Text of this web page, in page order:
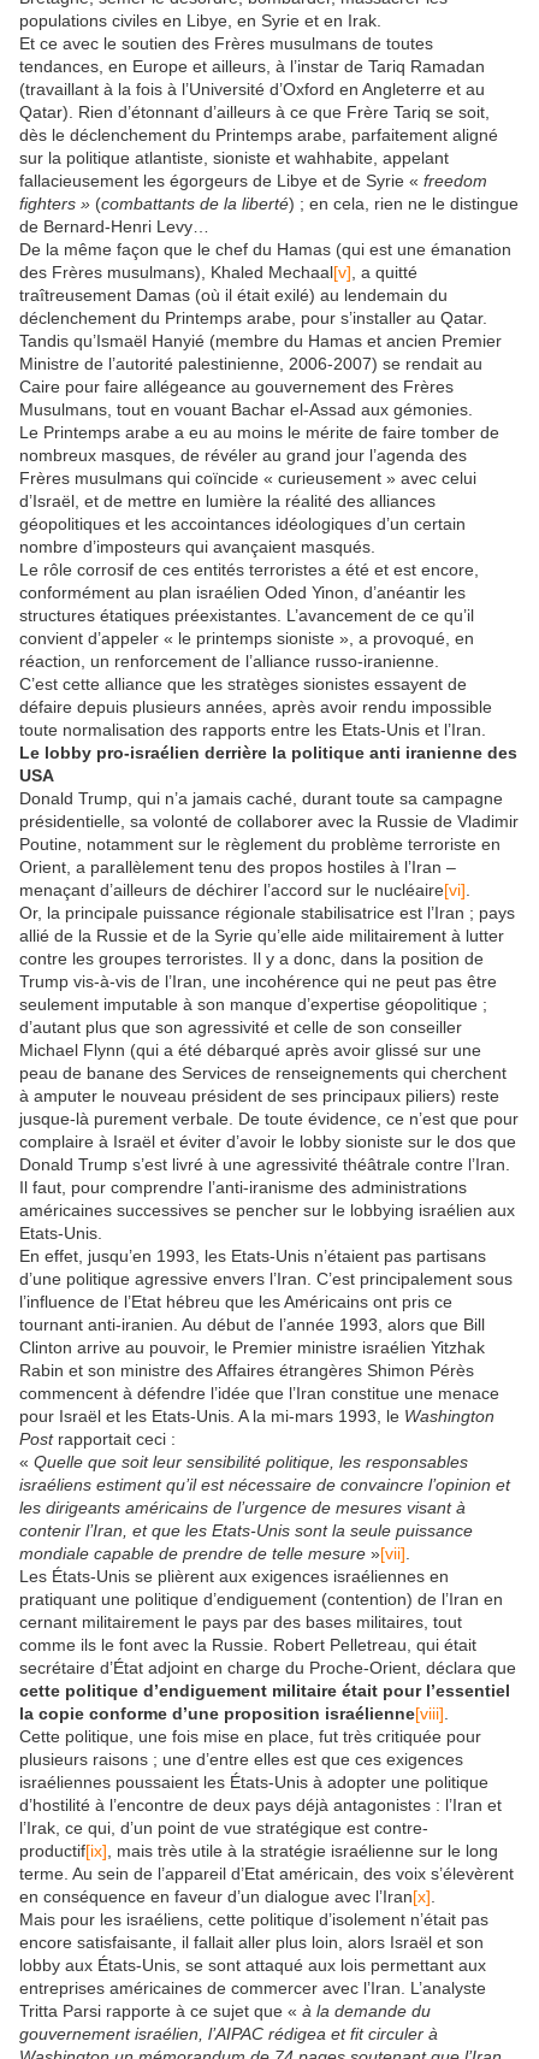
populations civiles en Libye, en Syrie et en Irak.
Et ce avec le soutien des Frères musulmans de toutes
tendances, en Europe et ailleurs, à l’instar de Tariq Ramadan
(travaillant à la fois à l’Université d’Oxford en Angleterre et au
Qatar). Rien d’étonnant d’ailleurs à ce que Frère Tariq se soit,
dès le déclenchement du Printemps arabe, parfaitement aligné
sur la politique atlantiste, sioniste et wahhabite, appelant
fallacieusement les égorgeurs de Libye et de Syrie « freedom
fighters » (combattants de la liberté) ; en cela, rien ne le distingue
de Bernard-Henri Levy…
De la même façon que le chef du Hamas (qui est une émanation
des Frères musulmans), Khaled Mechaal[v] , a quitté
traîtreusement Damas (où il était exilé) au lendemain du
déclenchement du Printemps arabe, pour s’installer au Qatar.
Tandis qu’Ismaël Hanyié (membre du Hamas et ancien Premier
Ministre de l’autorité palestinienne, 2006-2007) se rendait au
Caire pour faire allégeance au gouvernement des Frères
Musulmans, tout en vouant Bachar el-Assad aux gémonies.
Le Printemps arabe a eu au moins le mérite de faire tomber de
nombreux masques, de révéler au grand jour l’agenda des
Frères musulmans qui coïncide « curieusement » avec celui
d’Israël, et de mettre en lumière la réalité des alliances
géopolitiques et les accointances idéologiques d’un certain
nombre d’imposteurs qui avançaient masqués.
Le rôle corrosif de ces entités terroristes a été et est encore,
conformément au plan israélien Oded Yinon, d’anéantir les
structures étatiques préexistantes. L’avancement de ce qu’il
convient d’appeler « le printemps sioniste », a provoqué, en
réaction, un renforcement de l’alliance russo-iranienne.
C’est cette alliance que les stratèges sionistes essayent de
défaire depuis plusieurs années, après avoir rendu impossible
toute normalisation des rapports entre les Etats-Unis et l’Iran.
Le lobby pro-israélien derrière la politique anti iranienne des
USA
Donald Trump, qui n’a jamais caché, durant toute sa campagne
présidentielle, sa volonté de collaborer avec la Russie de Vladimir
Poutine, notamment sur le règlement du problème terroriste en
Orient, a parallèlement tenu des propos hostiles à l’Iran –
menaçant d’ailleurs de déchirer l’accord sur le nucléaire[vi]
Or, la principale puissance régionale stabilisatrice est l’Iran ; pays
allié de la Russie et de la Syrie qu’elle aide militairement à lutter
contre les groupes terroristes. Il y a donc, dans la position de
Trump vis-à-vis de l’Iran, une incohérence qui ne peut pas être
seulement imputable à son manque d’expertise géopolitique ;
d’autant plus que son agressivité et celle de son conseiller
Michael Flynn (qui a été débarqué après avoir glissé sur une
peau de banane des Services de renseignements qui cherchent
à amputer le nouveau président de ses principaux piliers) reste
jusque-là purement verbale. De toute évidence, ce n’est que pour
complaire à Israël et éviter d’avoir le lobby sioniste sur le dos que
Donald Trump s’est livré à une agressivité théâtrale contre l’Iran.
Il faut, pour comprendre l’anti-iranisme des administrations
américaines successives se pencher sur le lobbying israélien aux
Etats-Unis.
En effet, jusqu’en 1993, les Etats-Unis n’étaient pas partisans
d’une politique agressive envers l’Iran. C’est principalement sous
l’influence de l’Etat hébreu que les Américains ont pris ce
tournant anti-iranien. Au début de l’année 1993, alors que Bill
Clinton arrive au pouvoir, le Premier ministre israélien Yitzhak
Rabin et son ministre des Affaires étrangères Shimon Pérès
commencent à défendre l’idée que l’Iran constitue une menace
pour Israël et les Etats-Unis. A la mi-mars 1993, le Washington
Post rapportait ceci :
« Quelle que soit leur sensibilité politique, les responsables
israéliens estiment qu’il est nécessaire de convaincre l’opinion et
les dirigeants américains de l’urgence de mesures visant à
contenir l’Iran, et que les Etats-Unis sont la seule puissance
mondiale capable de prendre de telle mesure »[vii]
Les États-Unis se plièrent aux exigences israéliennes en
pratiquant une politique d’endiguement (contention) de l’Iran en
cernant militairement le pays par des bases militaires, tout
comme ils le font avec la Russie. Robert Pelletreau, qui était
secrétaire d’État adjoint en charge du Proche-Orient, déclara que
cette politique d’endiguement militaire était pour l’essentiel
la copie conforme d’une proposition israélienne[viii]
Cette politique, une fois mise en place, fut très critiquée pour
plusieurs raisons ; une d’entre elles est que ces exigences
israéliennes poussaient les États-Unis à adopter une politique
d’hostilité à l’encontre de deux pays déjà antagonistes : l’Iran et
l’Irak, ce qui, d’un point de vue stratégique est contre-
productif[ix] , mais très utile à la stratégie israélienne sur le long
terme. Au sein de l’appareil d’Etat américain, des voix s’élevèrent
en conséquence en faveur d’un dialogue avec l’Iran[x]
Mais pour les israéliens, cette politique d’isolement n’était pas
encore satisfaisante, il fallait aller plus loin, alors Israël et son
lobby aux États-Unis, se sont attaqué aux lois permettant aux
entreprises américaines de commercer avec l’Iran. L’analyste
Tritta Parsi rapporte à ce sujet que « à la demande du
gouvernement israélien, l’AIPAC rédigea et fit circuler à